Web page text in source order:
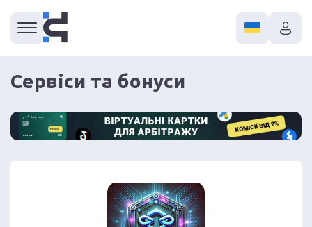
Сервіси та бонуси